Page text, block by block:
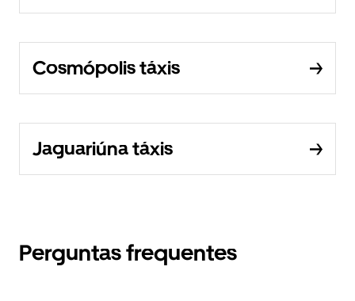
Cosmópolis táxis
Jaguariúna táxis
Perguntas frequentes